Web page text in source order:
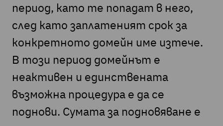
период, като те попадат в него,
след като заплатеният срок за
конкретното домейн име изтече.
В този период домейнът е
неактивен и единствената
възможна процедура е да се
поднови. Сумата за подновяване е